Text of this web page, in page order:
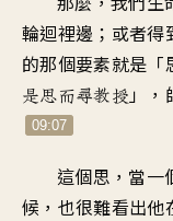
輪迴裡邊 ； 或者得
的那個要素就是 「
是思而尋教授 」，
09:07
這個思 ， 當一
候 ， 也很難看出他